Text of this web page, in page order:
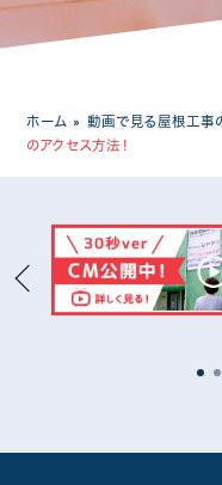
ホーム »動画で見る屋根工事
のアクセス方法！